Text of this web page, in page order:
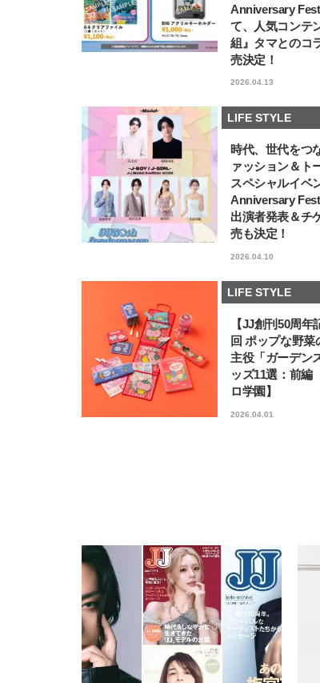
Anniversary
て、人気コンテ
組』タマとのコ
売決定！
2026.04.13
LIFE STYLE
時代、世代をつ
ァッション＆ト
スペシャルイベ
Anniversary
出演者発表＆チ
売も決定！
2026.04.10
LIFE STYLE
【JJ創刊50周
回 ポップな野菜
主役「ガーデン
ッズ11選：前編
ロ学園】
2026.04.01